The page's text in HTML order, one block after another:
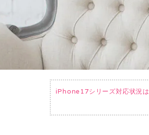
iPhone17シリーズ対応状況は